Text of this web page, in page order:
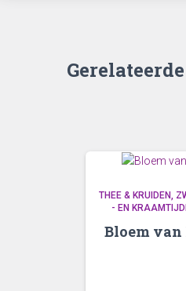
THEE & KRUIDEN
- EN
Bloem